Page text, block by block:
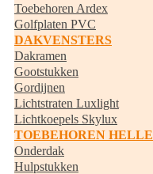
Toebehoren Ardex
Golfplaten PVC
DAKVENSTERS
Dakramen
Gootstukken
Gordijnen
Lichtstraten Luxlight
Lichtkoepels Skylux
TOEBEHOREN
Onderdak
Hulpstukken